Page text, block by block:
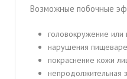
Возможные побочные
головокружение или
нарушения
покраснение кожи
непродолжительная